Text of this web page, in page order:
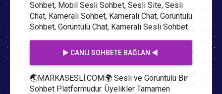
Sohbet, Mobil Sesli Sohbet, Sesli Site, Sesli
Chat, Kameralı Sohbet, Kameralı Chat, Görüntülü
Sohbet, Görüntülü Chat, Kameralı Sesli Sohbet
▶️ CANLI SOHBETE BAĞLAN ◀️
🌏MARKASESLİ.COM🌍 Sesli ve Görüntülü Bir
Sohbet Platformudur. Üyelikler Tamamen